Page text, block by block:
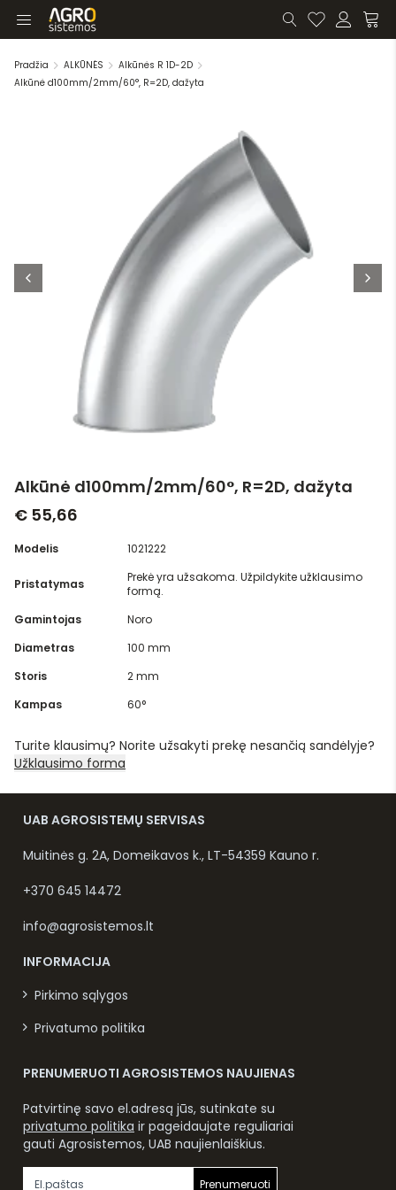
Pradžia ALKŪNĖS
Alkūnės R 1D-2D
Alkūnė d100mm/2mm/60°, R=2D, dažyta
Alkūnė d100mm/2mm/60°, R=2D, dažyta
€ 55,66
Modelis 1021222
Pristatymas
Prekė yra užsakoma. Užpildykite užklausimo
formą.
Gamintojas
Noro
Diametras
100 mm
Storis
2 mm
Kampas
60°
Turite klausimų? Norite užsakyti prekę nesančią sandėlyje?
Užklausimo forma
UAB AGROSISTEMŲ SERVISAS
Muitinės g. 2A, Domeikavos k., LT-54359 Kauno r.
+370 645 14472
info@agrosistemos.lt
INFORMACIJA
Pirkimo sąlygos
Privatumo politika
PRENUMERUOTI AGROSISTEMOS NAUJIENAS
Patvirtinę savo el.adresą jūs, sutinkate su
privatumo politika ir pageidaujate reguliariai
gauti Agrosistemos, UAB naujienlaiškius.
Prenumeruoti